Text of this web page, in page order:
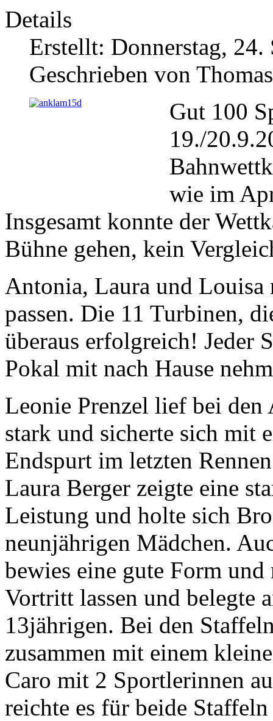
Details
Erstellt: Donnerstag, 24.
Geschrieben von
Gut 100
19./
wie im
Insgesamt konnte der
Bühne gehen, kein
Antonia, Laura und Louisa
passen. Die 11 Turbinen,
überaus erfolgreich! Jeder
Pokal mit nach Hause
Leonie Prenzel lief bei den
stark und sicherte sich mit
Endspurt im letzten
Laura Berger zeigte eine
Leistung und holte sich
neunjährigen Mädchen.
bewies eine gute Form
Vortritt lassen und belegte
13jährigen. Bei den
zusammen mit einem
Caro mit 2 Sportlerinnen
reichte es für beide